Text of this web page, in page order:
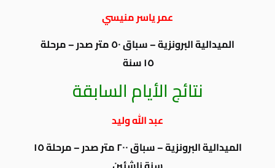
عمر ياسر منيسي
الميدالية البرونزية – سباق ٥٠ متر صدر – مرحلة
١٥ سنة
نتائج الأيام السابقة
عبد الله وليد
الميدالية البرونزية – سباق ٢٠٠ متر صدر – مرحلة ١٥